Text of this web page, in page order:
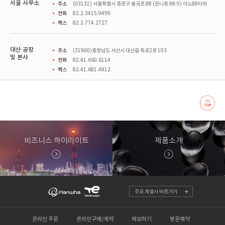
서울 사무소 주소
(03131) 서울특별시 종로구 율곡로 88 (운니동 98-5) 이노88타워
전화
82.2.3415.9499
팩스
82.2.774.2727
대산 공장
및 본사
주소
(31900)충청남도 서산시 대산읍 독곶2로 103
전화
82.41.660.6114
팩스
82.41.681.4812
비즈니스 하이라이트 제품소개
주요 계열사 바로가기
온라인 주문 온라인구매/계약 제보하기 방문예약